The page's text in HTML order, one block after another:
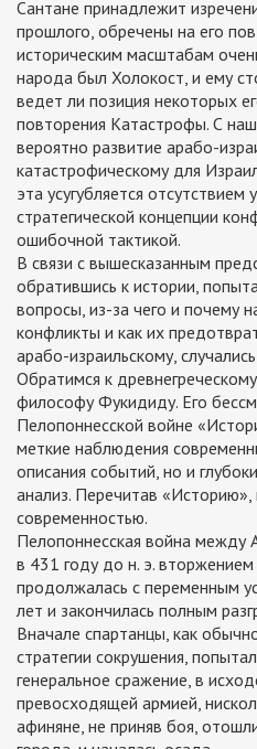
Сантане принадлежит
прошлого, обречены на его
историческим масштабам
народа был Холокост, и ему
ведет ли позиция некоторых
повторения Катастрофы. С
вероятно развитие арабо-
катастрофическому для
эта усугубляется отсутствием
стратегической концепции
ошибочной тактикой.
В связи с вышесказанным
обратившись к истории,
вопросы, из-за чего и почему
конфликты и как их
арабо-израильскому,
Обратимся к
философу Фукидиду. Его
Пелопоннесской войне
меткие наблюдения
описания событий, но и
анализ. Перечитав
современностью.
Пелопоннесская война между
в 431 году до н. э.
продолжалась с переменным
лет и закончилась полным
Вначале спартанцы, как
стратегии сокрушения,
генеральное сражение, в
превосходящей армией,
афиняне, не приняв боя,